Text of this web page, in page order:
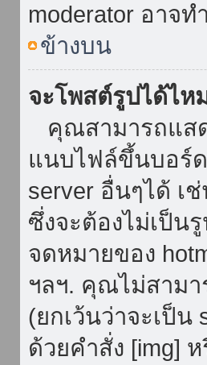
moderator อาจ
ข้างบน
จะโพสต์รูปได้ไห
คุณสามารถแส
แนบไฟล์ขึ้นบอร์ด
server อื่นๆได้ เช่
ซึ่งจะต้องไม่เป็น
จดหมายของ
ฯลฯ. คุณไม่สามา
(ยกเว้นว่าจะเป็
ด้วยคำสั่ง [img]